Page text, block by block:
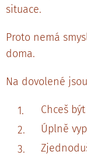
situace.
Proto nemá
doma.
Na dovolené
Chceš
Úplně